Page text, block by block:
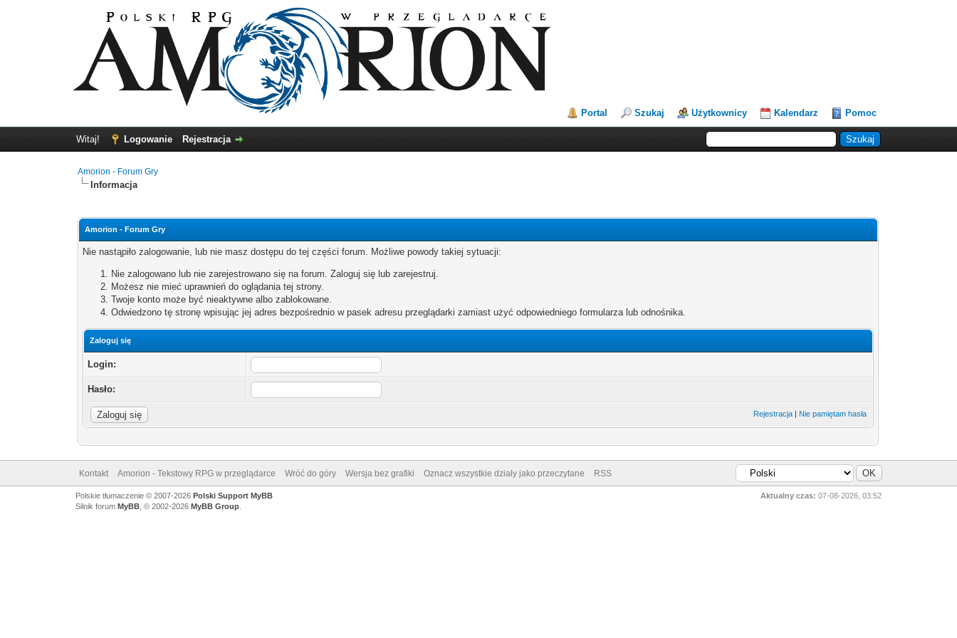
Portal Szukaj Użytkownicy Kalendarz Pomoc
Witaj! Logowanie Rejestracja
Amorion - Forum Gry
Informacja
Amorion - Forum Gry
Nie nastąpiło zalogowanie, lub nie masz dostępu do tej części forum. Możliwe powody takiej sytuacji:
Nie zalogowano lub nie zarejestrowano się na forum. Zaloguj się lub zarejestruj.
Możesz nie mieć uprawnień do oglądania tej strony.
Twoje konto może być nieaktywne albo zablokowane.
Odwiedzono tę stronę wpisując jej adres bezpośrednio w pasek adresu przeglądarki zamiast użyć odpowiedniego formularza lub odnośnika.
Zaloguj się
Login:
Hasło:
Rejestracja | Nie pamiętam hasła
Kontakt Amorion - Tekstowy RPG w przeglądarce Wróć do góry Wersja bez grafiki Oznacz wszystkie działy jako przeczytane RSS
Aktualny czas: 07-08-2026, 03:52
Polskie tłumaczenie © 2007-2026 Polski Support MyBB
Silnik forum MyBB, © 2002-2026 MyBB Group.